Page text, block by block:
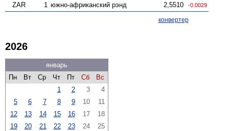
ZAR 1 южно-африканский рэнд 2,5510 -0.0029
конвертер
2026
январь
Пн
Вт Ср Чт Пт Сб
Вс
1
2 3
4
5
6 7 8 9 10
11
12
13 14 15 16 17
18
19
20 21 22 23 24
25